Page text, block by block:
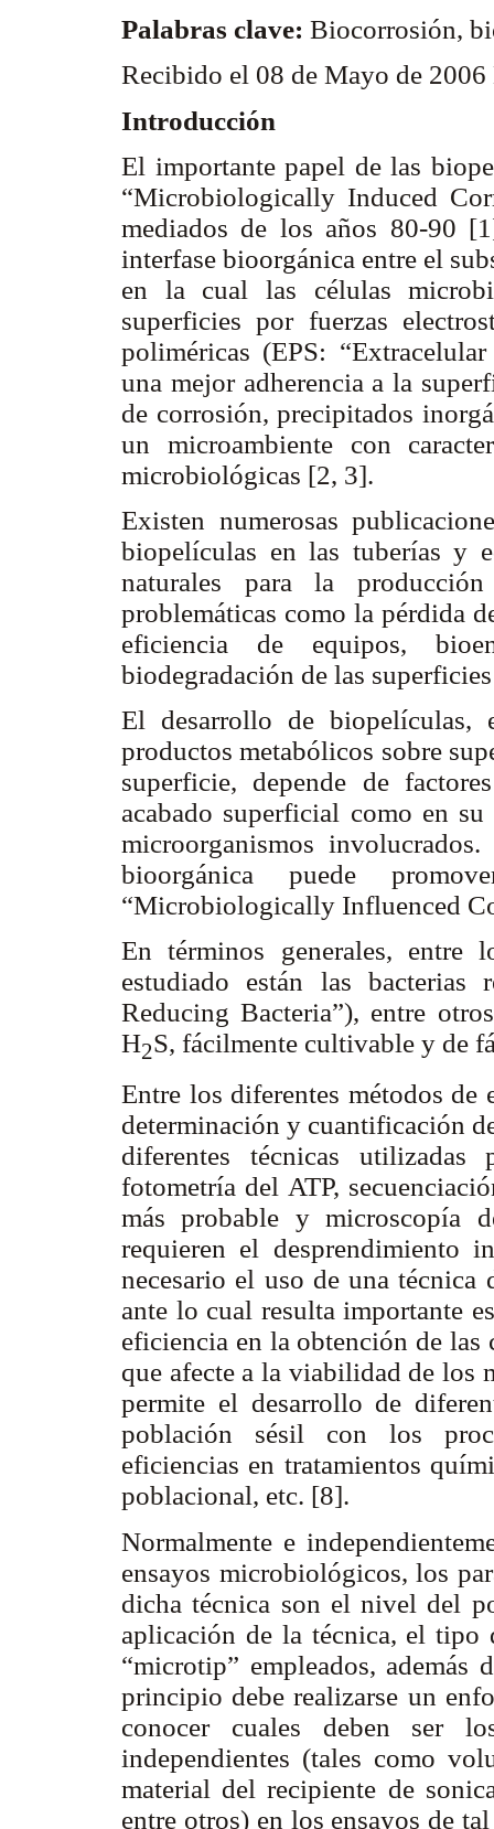
Palabras clave: Biocorrosión,
Recibido el 08 de Mayo de
Introducción
El importante papel de las
“Microbiologically Induced
mediados de los años 80-90
interfase bioorgánica entre el
en la cual las células
superficies por fuerzas
poliméricas (EPS:
una mejor adherencia a la
de corrosión, precipitados
un microambiente con
microbiológicas [2, 3].
Existen numerosas
biopelículas en las tuberías y
naturales para la
problemáticas como la pérdida
eficiencia de equipos,
biodegradación de las
El desarrollo de biopelículas,
productos metabólicos sobre
superficie, depende de
acabado superficial como en
microorganismos
bioorgánica puede
“Microbiologically Influenced
En términos generales, entre
estudiado están las bacterias
Reducing Bacteria”), entre
H2S, fácilmente cultivable y de
Entre los diferentes métodos
determinación y cuantificación
diferentes técnicas
fotometría del ATP,
más probable y microscopía
requieren el desprendimiento
necesario el uso de una técnica
ante lo cual resulta importante
eficiencia en la obtención de
que afecte a la viabilidad de los
permite el desarrollo de
población sésil con los
eficiencias en tratamientos
poblacional, etc. [8].
Normalmente e
ensayos microbiológicos, los
dicha técnica son el nivel del
aplicación de la técnica, el tipo
“microtip” empleados,
principio debe realizarse un
conocer cuales deben ser
independientes (tales como
material del recipiente de
entre otros) en los ensayos de